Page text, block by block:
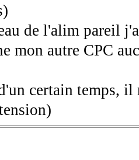
de l'alim pareil
mon autre CPC
certain temps, il